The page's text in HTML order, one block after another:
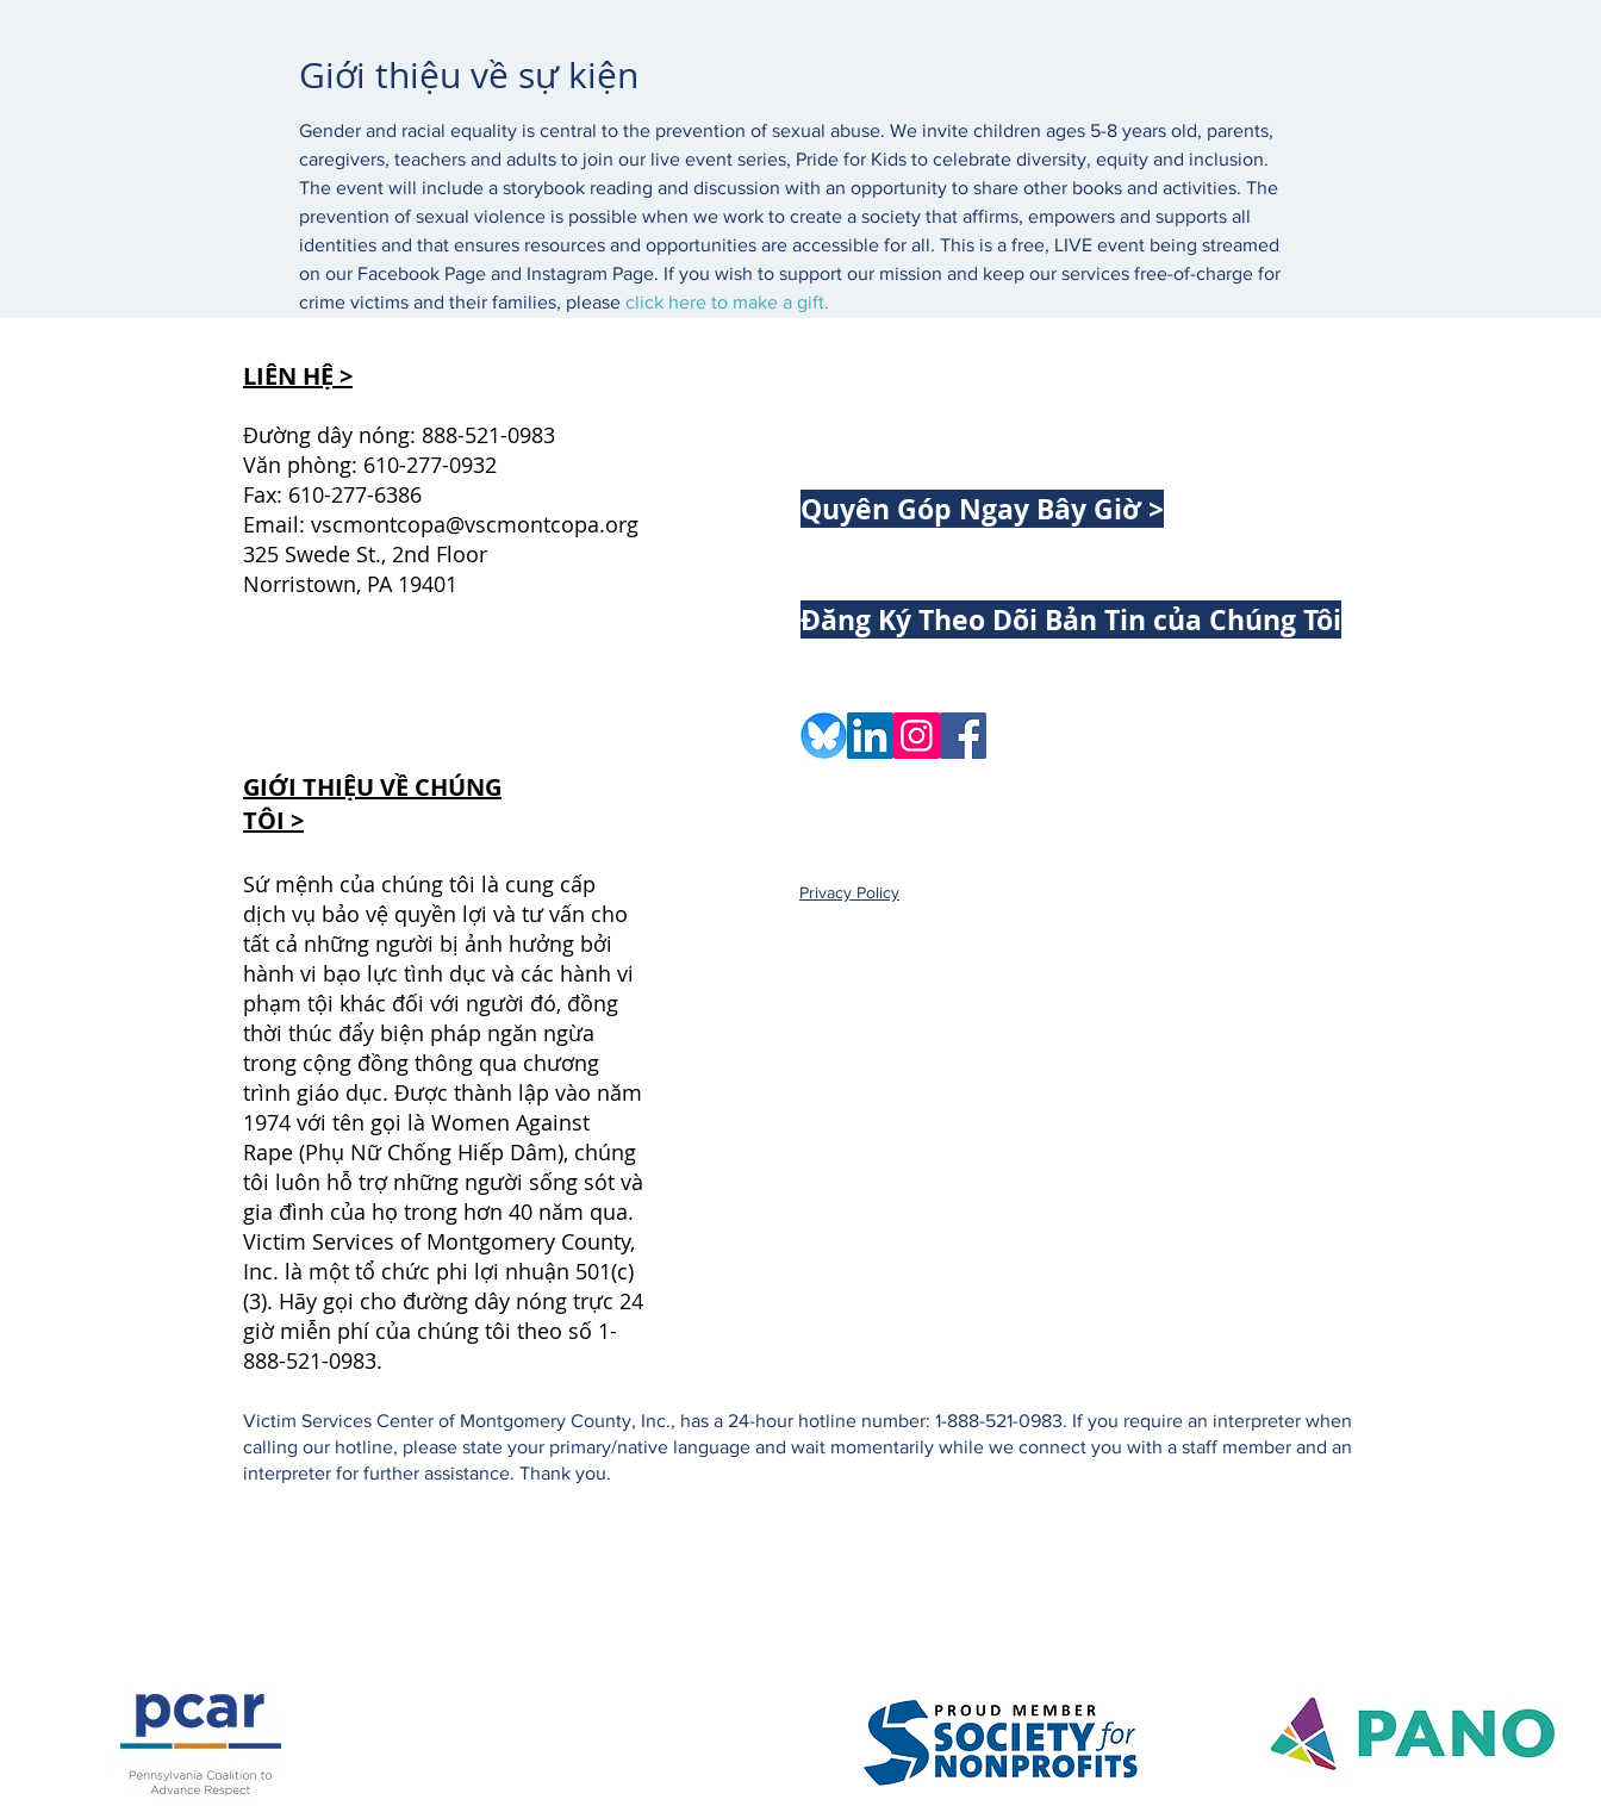
Giới thiệu về sự kiện
Gender and racial equality is central to the prevention of sexual abuse. We invite children ages 5-8 years old, parents,
caregivers, teachers and adults to join our live event series, Pride for Kids to celebrate diversity, equity and inclusion.
The event will include a storybook reading and discussion with an opportunity to share other books and activities. The
prevention of sexual violence is possible when we work to create a society that affirms, empowers and supports all
identities and that ensures resources and opportunities are accessible for all. This is a free, LIVE event being streamed
on our Facebook Page and Instagram Page. If you wish to support our mission and keep our services free-of-charge for
crime victims and their families, please click here to make a gift.
LIÊN HỆ >
Đường dây nóng: 888-521-0983
Văn phòng: 610-277-0932
Fax: 610-277-6386
Email: vscmontcopa@vscmontcopa.org
325 Swede St., 2nd Floor
Norristown, PA 19401
Quyên Góp Ngay Bây Giờ >
Đăng Ký Theo Dõi Bản Tin của Chúng Tôi
GIỚI THIỆU VỀ CHÚNG
TÔI >
Sứ mệnh của chúng tôi là cung cấp
dịch vụ bảo vệ quyền lợi và tư vấn cho
tất cả những người bị ảnh hưởng bởi
hành vi bạo lực tình dục và các hành vi
phạm tội khác đối với người đó, đồng
thời thúc đẩy biện pháp ngăn ngừa
trong cộng đồng thông qua chương
trình giáo dục. Được thành lập vào năm
1974 với tên gọi là Women Against
Rape (Phụ Nữ Chống Hiếp Dâm), chúng
tôi luôn hỗ trợ những người sống sót và
gia đình của họ trong hơn 40 năm qua.
Victim Services of Montgomery County,
Inc. là một tổ chức phi lợi nhuận 501(c)
(3). Hãy gọi cho đường dây nóng trực 24
giờ miễn phí của chúng tôi theo số 1-
888-521-0983.
Privacy Policy
Victim Services Center of Montgomery County, Inc., has a 24-hour hotline number: 1-888-521-0983. If you require an interpreter when
calling our hotline, please state your primary/native language and wait momentarily while we connect you with a staff member and an
interpreter for further assistance. Thank you.